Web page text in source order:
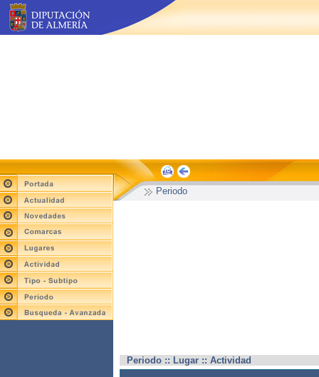
Periodo
Periodo :: Lugar :: Actividad